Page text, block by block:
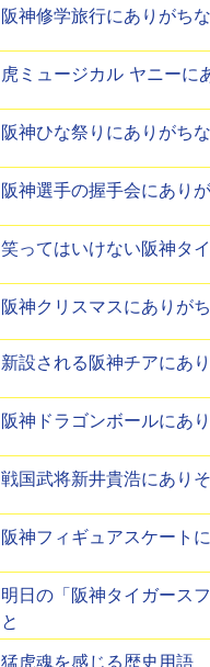
阪神修学旅行にありがち
虎ミュージカル ヤニーに
阪神ひな祭りにありがち
阪神選手の握手会にあり
笑ってはいけない阪神タ
阪神クリスマスにありが
新設される阪神チアにあ
阪神ドラゴンボールにあ
戦国武将新井貴浩にあり
阪神フィギュアスケート
明日の「阪神タイガース
と
猛虎魂を感じる歴史用語